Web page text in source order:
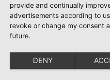
provide and continually
advertisements according to
revoke or change my consent
future.
DENY